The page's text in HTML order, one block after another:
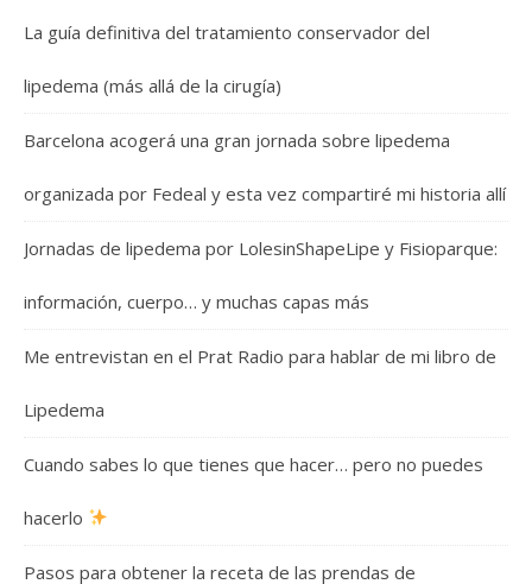
La guía definitiva del tratamiento conservador del
lipedema (más allá de la cirugía)
Barcelona acogerá una gran jornada sobre lipedema
organizada por Fedeal y esta vez compartiré mi historia allí
Jornadas de lipedema por LolesinShapeLipe y Fisioparque:
información, cuerpo… y muchas capas más
Me entrevistan en el Prat Radio para hablar de mi libro de
Lipedema
Cuando sabes lo que tienes que hacer… pero no puedes
hacerlo
Pasos para obtener la receta de las prendas de